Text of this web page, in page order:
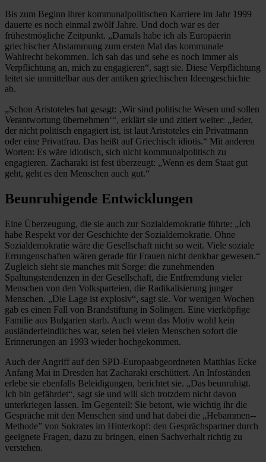
Bis zum Beginn ihrer kommunalpolitischen Karriere im Jahr 1999
dauerte es noch einmal zwölf Jahre. Und doch war es der
frühestmögliche Zeitpunkt. „Damals habe ich als Europäerin
griechischer Abstammung zum ersten Mal das kommunale
Wahlrecht bekommen. Ich sah das und sehe es noch immer als
Verpflichtung an, mich zu engagieren“, sagt sie. Diese Verpflichtung
leitet sie unmittelbar aus der antiken griechischen ­Ideengeschichte
ab.
„Schon Aristoteles hat gesagt: ‚Wir sind politische Wesen und sollen
Verantwortung übernehmen‘“, erklärt sie und zitiert weiter: „Jeder,
der nicht politisch engagiert ist, ist laut Aristoteles ein Privatmann
oder eine Privatfrau. Das heißt auf Griechisch idiotis.“ Mit anderen
Worten: Es wäre idiotisch, sich nicht kommunalpolitisch zu
engagieren. Zacharaki ist fest überzeugt: „Wenn es dem Staat gut
geht, geht es den Menschen auch gut.“
Beunruhigende Entwicklungen
Eine Überzeugung, die sie auch zur Sozialdemokratie führte: „Ich
habe Respekt vor der Geschichte der Sozialdemokratie. Ohne
Sozialdemokratie wäre die Gesellschaft nicht so weit. Viele soziale
Errungenschaften wären gerade für Frauen nicht denkbar gewesen.“
Zugleich sieht sie manches mit Sorge: die zunehmenden
Spaltungstendenzen in der Gesellschaft, die Entfremdung vieler
Menschen von den Volksparteien, die Radikalisierung junger
Menschen. „Die Lage ist explosiv“, sagt sie. Vor wenigen Wochen
gab es einen Fall von Brandstiftung in ­Solingen. Eine vierköpfige
Familie aus Bulgarien starb. Auch wenn das Motiv wohl kein
ausländerfeindliches war, seien bei vielen Menschen sofort die
Erinnerungen an 1993 wieder hochgekommen.
Auch der Angriff auf den SPD-Europaabgeordneten Matthias Ecke
Anfang Mai in Dresden hat Zacharaki erschüttert. An Infoständen
erlebe sie ebenfalls Beleidigungen, berichtet sie. „Das beunruhigt.
Ich bin gefährdet“, sagt sie und will sich trotzdem nicht davon
unterkriegen lassen. Im Gegenteil: Sie betont, wie wichtig ihr die
Gespräche mit den Menschen sind und hat dabei die „Hebammen-­
Methode” von Sokrates im Hinterkopf: den Gesprächspartner durch
geeignete Fragen, dazu zu bringen, einen Sach­verhalt ­richtig zu
verstehen.